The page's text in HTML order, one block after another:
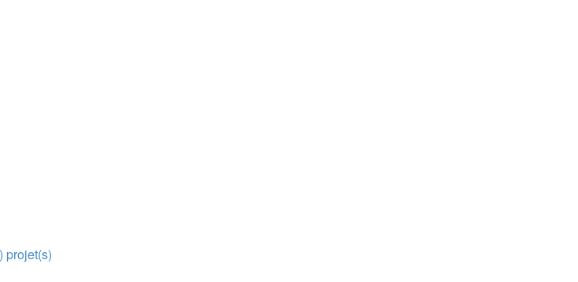
projet(s)